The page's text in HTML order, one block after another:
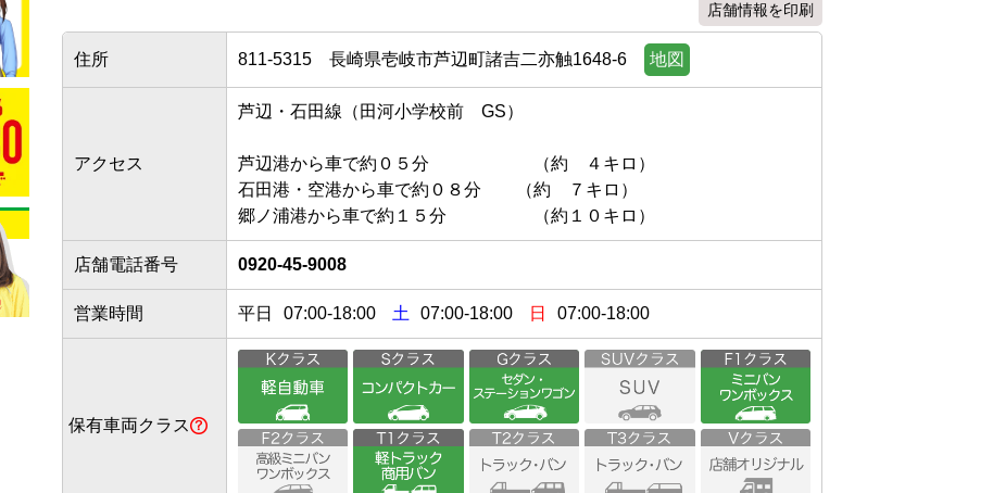
店舗情報を印刷
住所 811-5315 長崎県壱岐市芦辺町諸吉二亦触1648-6 地図
アクセス
芦辺・石田線（田河小学校前　GS）
芦辺港から車で約０５分　　　　　　（約　４キロ）
石田港・空港から車で約０８分　　（約　７キロ）
郷ノ浦港から車で約１５分　　　　　（約１０キロ）
店舗電話番号 0920-45-9008
営業時間 平日 07:00-18:00 土 07:00-18:00 日 07:00-18:00
保有車両クラス